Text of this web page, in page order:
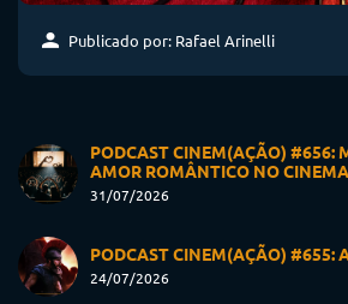
Publicado por: Rafael Arinelli
PODCAST CINEM(AÇÃO) #656:
AMOR ROMÂNTICO NO CINEMA
31/07/2026
PODCAST CINEM(AÇÃO) #655:
24/07/2026